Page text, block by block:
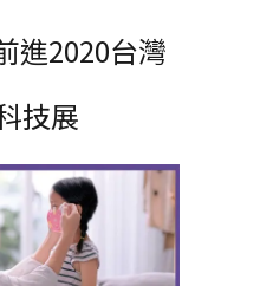
進2020台灣
技展